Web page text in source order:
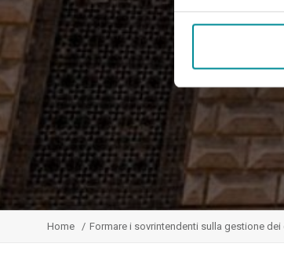
Home Formare i sovrintendenti sulla gestione